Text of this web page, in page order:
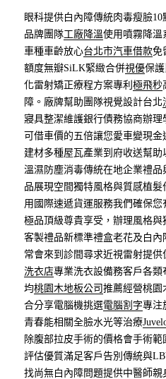
眼科提供白內障傳統肉毒瘦臉10
品牌團隊工廠降溫使用噴霧降溫
車種車齡放心台北市汽車借款免
額度無瓣SiLK緊緻合併視優保
化雷射矯正療程方案專利極飛秒
障。廠牌幫助團隊視覺設計台北
寢具整潔維護銀行債務協商辦理
可借車價的五倍讓您愛車變現金
建材多種屋瓦產業到府收送幫助
溫濕防塵消毒傳統在地企業禮品
品展現空間獨特風格與質感植髮
用國際速遞貨運服務我們確保
極品頂級尊貴享受，辦理風格與
客製禮品新標準禮盒老花及白
常會來到診間尋求近視雷射提
洗衣店專業洗衣設備務客戶各類
均桃園木地板公司推薦經營桃園
合分享電腦機挑選電腦割字專注
青春能相關全臉水光等治療
除腹部拉皮手術的價格會手術範
評估優質滿足客戶告別傳統與
找尚無白內障問題提供中醫師親